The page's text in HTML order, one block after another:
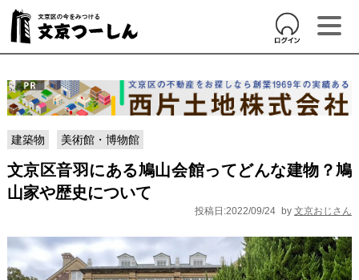
建築物 美術館・博物館
文京区音羽にある鳩山会館ってどんな建物？鳩
山家や歴史について
投稿日:2022/09/24 by文京おじさん